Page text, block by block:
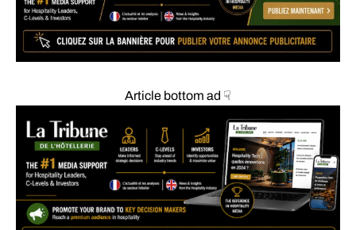
Article bottom ad ☟